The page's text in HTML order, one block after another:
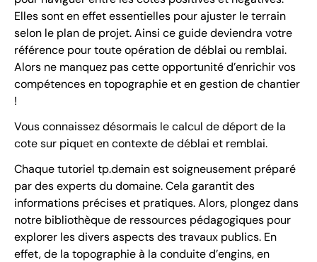
Elles sont en effet essentielles pour ajuster le terrain
selon le plan de projet. Ainsi ce guide deviendra votre
référence pour toute opération de déblai ou remblai.
Alors ne manquez pas cette opportunité d’enrichir vos
compétences en topographie et en gestion de chantier
!
Vous connaissez désormais le calcul de déport de la
cote sur piquet en contexte de déblai et remblai.
Chaque tutoriel tp.demain est soigneusement préparé
par des experts du domaine. Cela garantit des
informations précises et pratiques. Alors, plongez dans
notre bibliothèque de ressources pédagogiques pour
explorer les divers aspects des travaux publics. En
effet, de la topographie à la conduite d’engins, en